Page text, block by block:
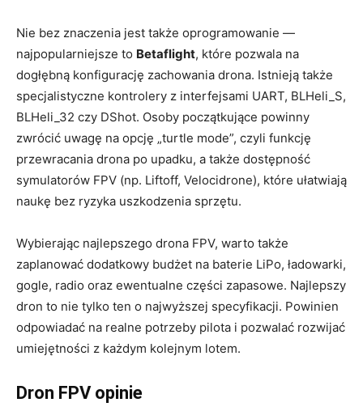
Nie bez znaczenia jest także oprogramowanie —
najpopularniejsze to Betaflight, które pozwala na
dogłębną konfigurację zachowania drona. Istnieją także
specjalistyczne kontrolery z interfejsami UART, BLHeli_S,
BLHeli_32 czy DShot. Osoby początkujące powinny
zwrócić uwagę na opcję „turtle mode”, czyli funkcję
przewracania drona po upadku, a także dostępność
symulatorów FPV (np. Liftoff, Velocidrone), które ułatwiają
naukę bez ryzyka uszkodzenia sprzętu.
Wybierając najlepszego drona FPV, warto także
zaplanować dodatkowy budżet na baterie LiPo, ładowarki,
gogle, radio oraz ewentualne części zapasowe. Najlepszy
dron to nie tylko ten o najwyższej specyfikacji. Powinien
odpowiadać na realne potrzeby pilota i pozwalać rozwijać
umiejętności z każdym kolejnym lotem.
Dron FPV opinie